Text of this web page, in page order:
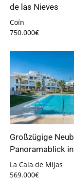
de las Nieves
Coín
750.000€
Großzügige
Panoramablick
La Cala de Mijas
569.000€